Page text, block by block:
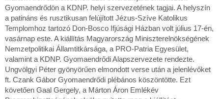
Gyomaendrődön a KDNP. helyi szervezetének tagjai. A helyszín
a patináns és rusztikusan felújított Jézus-Szíve Katolikus
Templomhoz tartozó Don-Bosco Ifjúsági Házban volt július 17-én,
vasárnap este. A kiállítás Magyarország Miniszterelnökségének
Nemzetpolitikai Államtitkársága, a PRO-Patria Egyesület,
valamint a KDNP. Gyomaendrődi Alapszervezete rendezte.
Ungvölgyi Péter gyönyörűen elmondott verse után a jelenlévőket
ft. Czank Gábor Gyomaendrődi plébános köszöntötte. Ezt
követően Gaal Gergely, a Márton Áron Emlékév